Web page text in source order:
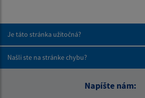
Je táto stránka užitočná?
Našli ste na stránke chybu?
Napíšte nám: